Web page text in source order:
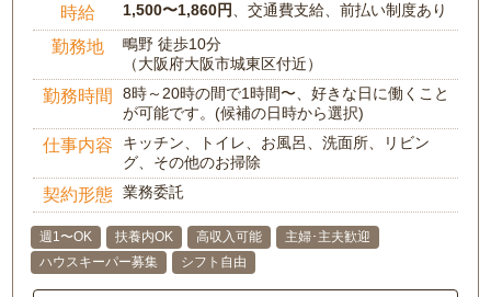
時給 1,500〜1,860円、交通費支給、前払い制度あり
勤務地
鴫野 徒歩10分
（大阪府大阪市城東区付近）
勤務時間
8時～20時の間で1時間〜、好きな日に働くこと
が可能です。(候補の日時から選択)
仕事内容
キッチン、トイレ、お風呂、洗面所、リビン
グ、その他のお掃除
契約形態 業務委託
週1〜OK 扶養内OK 高収入可能
主婦･主夫歓迎
ハウスキーパー募集
シフト自由